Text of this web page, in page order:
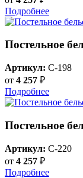
Подробнее
Постельное
Артикул: C-198
от 4 257 ₽
Подробнее
Постельное
Артикул: C-220
от 4 257 ₽
Подробнее